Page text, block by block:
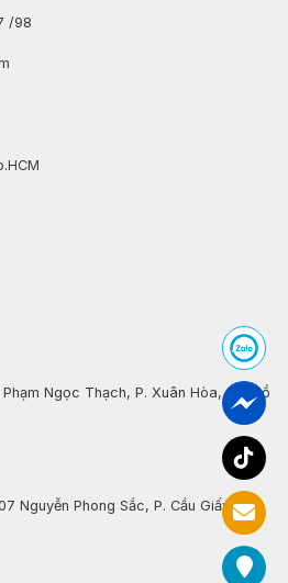
/98
Ngọc Thạch, P. Xuân Hòa, Tp. Hồ
Nguyễn Phong Sắc, P. Cầu Giấy, Hà